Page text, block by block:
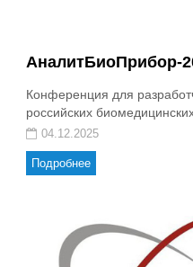
АналитБиоПрибор-
Конференция для
российских
04.12.2025
Подробнее